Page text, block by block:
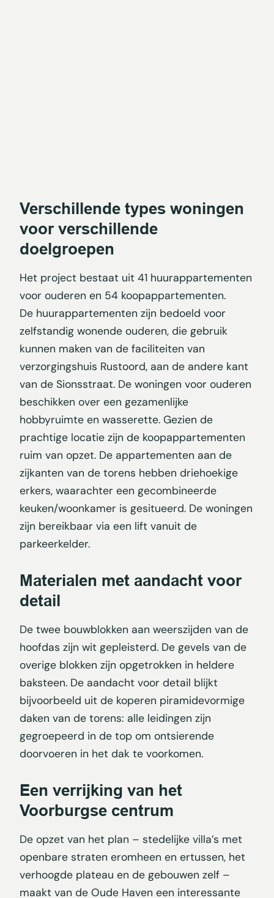
Verschillende types woningen
voor verschillende
doelgroepen
Het project bestaat uit 41 huurappartementen
voor ouderen en 54 koopappartementen.
De huurappartementen zijn bedoeld voor
zelfstandig wonende ouderen, die gebruik
kunnen maken van de faciliteiten van
verzorgingshuis Rustoord, aan de andere kant
van de Sionsstraat. De woningen voor ouderen
beschikken over een gezamenlijke
hobbyruimte en wasserette. Gezien de
prachtige locatie zijn de koopappartementen
ruim van opzet. De appartementen aan de
zijkanten van de torens hebben driehoekige
erkers, waarachter een gecombineerde
keuken/woonkamer is gesitueerd. De woningen
zijn bereikbaar via een lift vanuit de
parkeerkelder.
Materialen met aandacht voor
detail
De twee bouwblokken aan weerszijden van de
hoofdas zijn wit gepleisterd. De gevels van de
overige blokken zijn opgetrokken in heldere
baksteen. De aandacht voor detail blijkt
bijvoorbeeld uit de koperen piramidevormige
daken van de torens: alle leidingen zijn
gegroepeerd in de top om ontsierende
doorvoeren in het dak te voorkomen.
Een verrijking van het
Voorburgse centrum
De opzet van het plan – stedelijke villa’s met
openbare straten eromheen en ertussen, het
verhoogde plateau en de gebouwen zelf –
maakt van de Oude Haven een interessante